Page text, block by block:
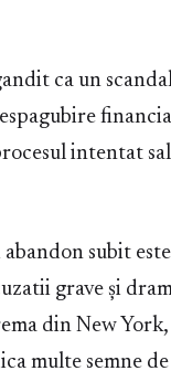
ca un
intentat
abandon subit
grave și
din New
multe semne